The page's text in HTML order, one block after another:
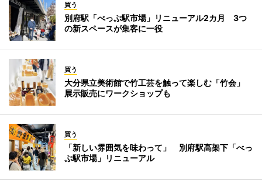
買う
別府駅「べっぷ駅市場」リニューアル2カ月 3つ
の新スペースが集客に一役
買う
大分県立美術館で竹工芸を触って楽しむ「竹会」
展示販売にワークショップも
買う
「新しい雰囲気を味わって」 別府駅高架下「べっ
ぷ駅市場」リニューアル